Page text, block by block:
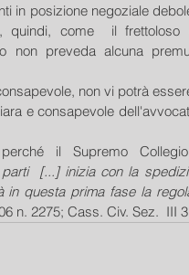
in posizione negoziale
quindi, come  il frettoloso
non preveda alcuna
non vi potrà
e consapevole
il Supremo
[...] inizia con la
questa prima fase la
n. 2275; Cass. Civ. Sez.  III